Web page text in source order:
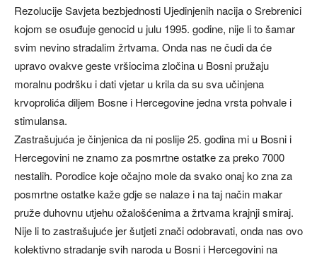
Rezolucije Savjeta bezbjednosti Ujedinjenih nacija o Srebrenici
kojom se osuđuje genocid u julu 1995. godine, nije li to šamar
svim nevino stradalim žrtvama. Onda nas ne čudi da će
upravo ovakve geste vršiocima zločina u Bosni pružaju
moralnu podršku i dati vjetar u krila da su sva učinjena
krvoprolića diljem Bosne i Hercegovine jedna vrsta pohvale i
stimulansa.
Zastrašujuća je činjenica da ni poslije 25. godina mi u Bosni i
Hercegovini ne znamo za posmrtne ostatke za preko 7000
nestalih. Porodice koje očajno mole da svako onaj ko zna za
posmrtne ostatke kaže gdje se nalaze i na taj način makar
pruže duhovnu utjehu ožalošćenima a žrtvama krajnji smiraj.
Nije li to zastrašujuće jer šutjeti znači odobravati, onda nas ovo
kolektivno stradanje svih naroda u Bosni i Hercegovini na